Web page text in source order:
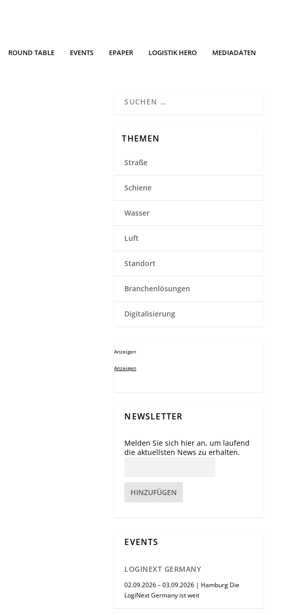
ROUND TABLE EVENTS EPAPER LOGISTIK HERO MEDIADATEN
THEMEN
Straße
Schiene
Wasser
Luft
Standort
Branchenlösungen
Digitalisierung
Anzeigen
Anzeigen
NEWSLETTER
Melden Sie sich hier an, um laufend
die aktuellsten News zu erhalten.
HINZUFÜGEN
EVENTS
LOGINEXT GERMANY
02.09.2026 – 03.09.2026 | Hamburg Die
LogiNext Germany ist weit